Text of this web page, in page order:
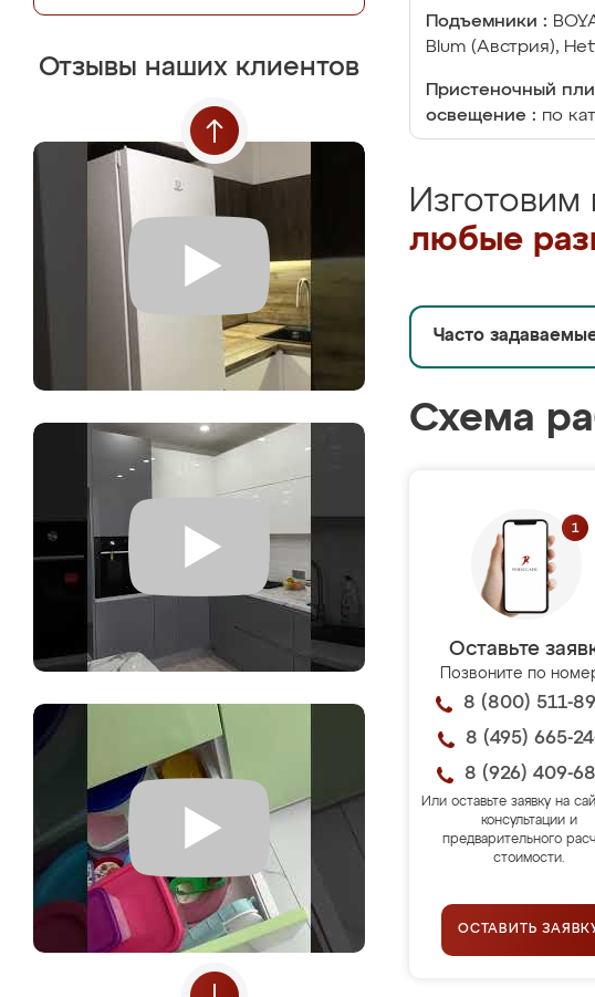
Отзывы наших клиентов
Подъемники :
Blum (Австрия),
Пристеночный
освещение : по
Изготовим
любые
Часто
Схема
Оставьте
Позвоните по
8 (800) 511-
8 (495) 665-
8 (926) 409-
Или оставьте заявку на
консультации и
предварительного
стоимости.
ОСТАВИТЬ